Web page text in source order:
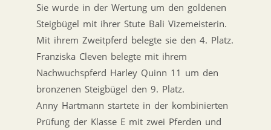
Sie wurde in der Wertung um den goldenen
Steigbügel mit ihrer Stute Bali Vizemeisterin.
Mit ihrem Zweitpferd belegte sie den 4. Platz.
Franziska Cleven belegte mit ihrem
Nachwuchspferd Harley Quinn 11 um den
bronzenen Steigbügel den 9. Platz.
Anny Hartmann startete in der kombinierten
Prüfung der Klasse E mit zwei Pferden und